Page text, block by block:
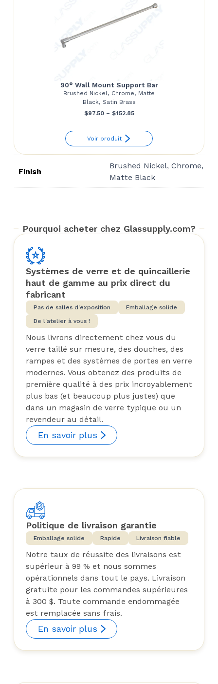
90° Wall Mount Support Bar
Brushed Nickel, Chrome, Matte
Black, Satin Brass
$97.50 – $152.85Price
$97.50
through
$152.85
Voir produit
Finish
Brushed Nickel, Chrome,
Matte Black
Pourquoi acheter chez Glassupply.com?
Systèmes de verre et de quincaillerie
haut de gamme au prix direct du
fabricant
Pas de salles d'exposition
Emballage solide
De l'atelier à vous !
Nous livrons directement chez vous du
verre taillé sur mesure, des douches, des
rampes et des systèmes de portes en verre
modernes. Vous obtenez des produits de
première qualité à des prix incroyablement
plus bas (et beaucoup plus justes) que
dans un magasin de verre typique ou un
revendeur au détail.
En savoir plus
Politique de livraison garantie
Emballage solide Rapide Livraison fiable
Notre taux de réussite des livraisons est
supérieur à 99 % et nous sommes
opérationnels dans tout le pays. Livraison
gratuite pour les commandes supérieures
à 300 $. Toute commande endommagée
est remplacée sans frais.
En savoir plus